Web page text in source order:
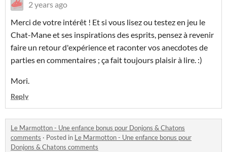
2 years ago
Merci de votre intérêt ! Et si vous lisez ou testez en jeu le
Chat-Mane et ses inspirations des esprits, pensez à revenir
faire un retour d'expérience et raconter vos anecdotes de
parties en commentaires ; ça fait toujours plaisir à lire. :)
Mori.
Reply
Le Marmotton - Une enfance bonus pour Donjons & Chatons
comments · Posted in Le Marmotton - Une enfance bonus pour
Donjons & Chatons comments